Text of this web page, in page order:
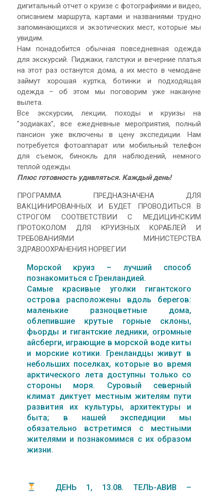
дигитальный отчет о круизе с фотографиями и видео,
описанием маршрута, картами и названиями трудно
запоминающихся и экзотических мест, которые мы
увидим.
Нам понадобится обычная повседневная одежда
для экскурсий. Пиджаки, галстуки и вечерние платья
на этот раз останутся дома, а их место в чемодане
займут хорошая куртка, ботинки и подходящая
одежда – об этом мы поговорим уже накануне
вылета.
Все экскурсии, лекции, походы и круизы на
"зодиаках", все ежедневные мероприятия, полный
пансион уже включены в цену экспедиции. Нам
потребуется фотоаппарат или мобильный телефон
для съемок, бинокль для наблюдений, немного
теплой одежды.
Плюс готовность удивляться. Каждый день!
ПРОГРАММА ПРЕДНАЗНАЧЕНА ДЛЯ
ВАКЦИНИРОВАННЫХ И БУДЕТ ПРОВОДИТЬСЯ В
СТРОГОМ СООТВЕТСТВИИ С МЕДИЦИНСКИМ
ПРОТОКОЛОМ ДЛЯ КРУИЗНЫХ КОРАБЛЕЙ И
ТРЕБОВАНИЯМИ МИНИСТЕРСТВА
ЗДРАВООХРАНЕНИЯ НОРВЕГИИ
Морской круиз – лучший способ
познакомиться с Гренландией.
Самые красивые уголки гигантского
острова расположены вдоль берегов:
маленькие разноцветные дома,
облепившие крутые горные склоны,
фьорды и гигантские ледники, огромные
айсберги, играющие в морской воде киты
и морские котики. Гренландцы живут в
небольших поселках, которые во время
арктического лета доступны только со
стороны моря. Суровый северный
климат диктует местным жителям пути
развития их культуры, архитектуры и
быта; в нашей экспедиции мы
обязательно встретимся с местными
жителями и познакомимся с их образом
жизни.
ДЕНЬ 1, 13.08. ТЕЛЬ-АВИВ –